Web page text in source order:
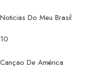
Noticias Do Meu Brasil
10
Cançao De América